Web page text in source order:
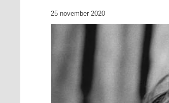
25 november 2020